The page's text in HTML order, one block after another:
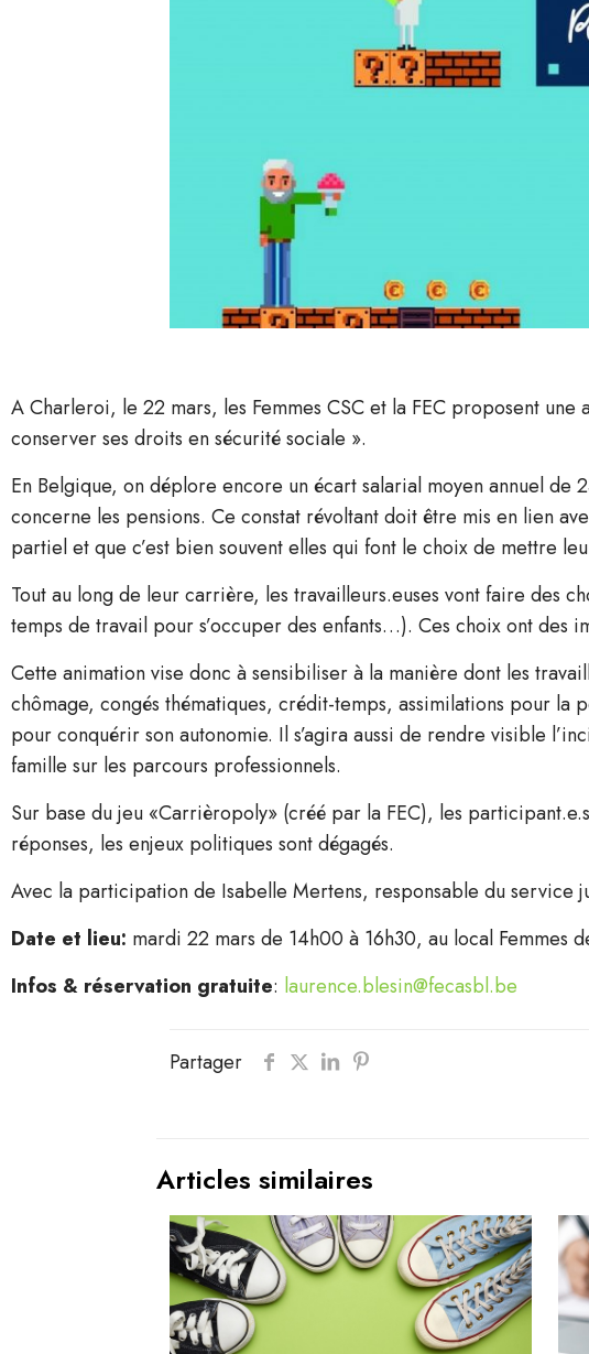
A Charleroi, le 22 mars, les Femmes CSC et la FEC proposent
conserver ses droits en sécurité sociale ».
En Belgique, on déplore encore un écart salarial moyen annuel
concerne les pensions. Ce constat révoltant doit être mis en lien
partiel et que c’est bien souvent elles qui font le choix de mettre
Tout au long de leur carrière, les travailleurs.euses vont faire des
temps de travail pour s’occuper des enfants…). Ces choix ont des
Cette animation vise donc à sensibiliser à la manière dont les
chômage, congés thématiques, crédit-temps, assimilations pour
pour conquérir son autonomie. Il s’agira aussi de rendre visible
famille sur les parcours professionnels.
Sur base du jeu «Carrièropoly» (créé par la FEC), les
réponses, les enjeux politiques sont dégagés.
Avec la participation de Isabelle Mertens, responsable du service
Date et lieu: mardi 22 mars de 14h00 à 16h30, au local Femmes
Infos & réservation gratuite: laurence.blesin@fecasbl.be
Partager
Articles similaires